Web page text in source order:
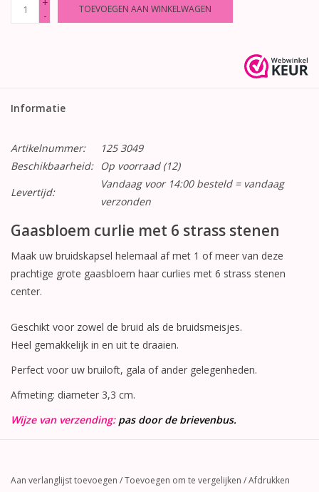
+
-
TOEVOEGEN AAN WINKELWAGEN
Informatie
Artikelnummer:
125 3049
Beschikbaarheid:
Op voorraad(12)
Levertijd:
Vandaag voor 14:00 besteld = vandaag
verzonden
Gaasbloem curlie met 6 strass stenen
Maak uw bruidskapsel helemaal af met 1 of meer van deze
prachtige grote gaasbloem haar curlies met 6 strass stenen
center.
Geschikt voor zowel de bruid als de bruidsmeisjes.
Heel gemakkelijk in en uit te draaien.
Perfect voor uw bruiloft, gala of ander gelegenheden.
Afmeting: diameter 3,3 cm.
Wijze van verzending: pas door de brievenbus.
Aan verlanglijst toevoegen /Toevoegen om te vergelijken /Afdrukken